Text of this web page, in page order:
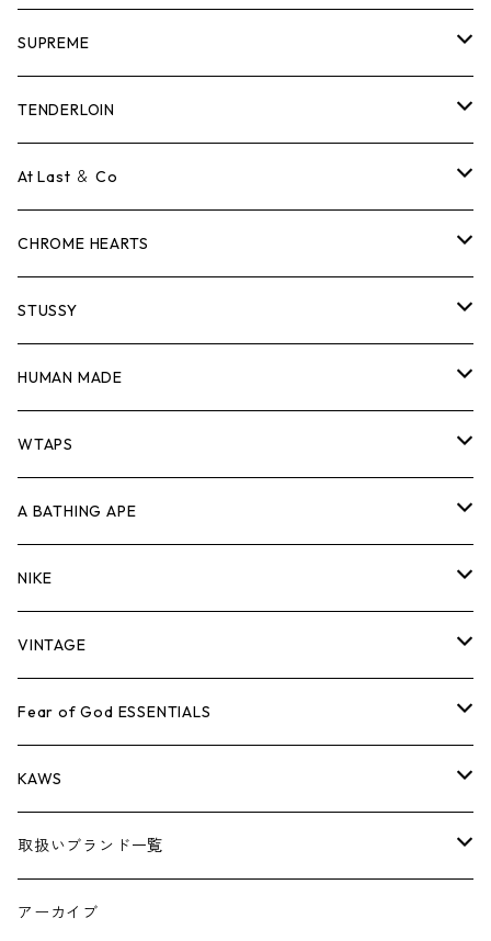
SUPREME
Tシャツ
ロンTEE
スウェット/ニット
シャツ
ジャケット
パンツ
キャップ・ハット
バッグ
シューズ
小物
コラボレーション
×THE NORTH FACE
×COMME des GARCONS
シーズンアイテム
26SS
BOX LOGOアイテム
TENDERLOIN
Tシャツ
ロンTEE
スウェット/ニット
シャツ
ジャケット
パンツ
キャップ・ハット
バッグ
シューズ
小物
At Last ＆ Co
Tシャツ
ロンTEE
スウェット/ニット
シャツ
ジャケット
パンツ
キャップ・ハット
バッグ
シューズ
小物
CHROME HEARTS
Tシャツ
ロンTEE
スウェット/ニット
シャツ
ジャケット
パンツ
キャップ・ハット
バッグ
シューズ
小物
STUSSY
Tシャツ
ロンTEE
スウェット/ニット
シャツ
ジャケット
パンツ
キャップ・ハット
バッグ
シューズ
HUMAN MADE
Tシャツ
ロンT
スウェット/ニット
シャツ
ジャケット
パンツ
キャップ
バッグ
WTAPS
Tシャツ
ロンTEE
スウェット/ニット
シャツ
ジャケット
パンツ
キャップ・ハット
A BATHING APE
Tシャツ
ロンTEE
スウェット/ニット
シャツ
ジャケット
パンツ
NIKE
シューズ
AIR JORDAN 1
AIR JORDAN 3
アパレル・小物
VINTAGE
Tシャツ
ロンTEE
スウェット/ニット
ジャケット
Fear of God ESSENTIALS
Tシャツ
ロンTEE
スウェット/ニット
KAWS
アパレル
小物
取扱いブランド一覧
A
アーカイブ